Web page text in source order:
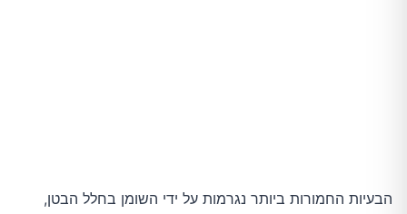
הבעיות החמורות ביותר נגרמות על ידי השומן בחלל הבטן,